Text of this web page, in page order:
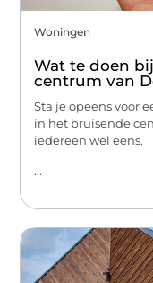
Woningen
Wat te doen
centrum van
Sta je opeens voor
in het bruisende
iedereen wel eens.
...